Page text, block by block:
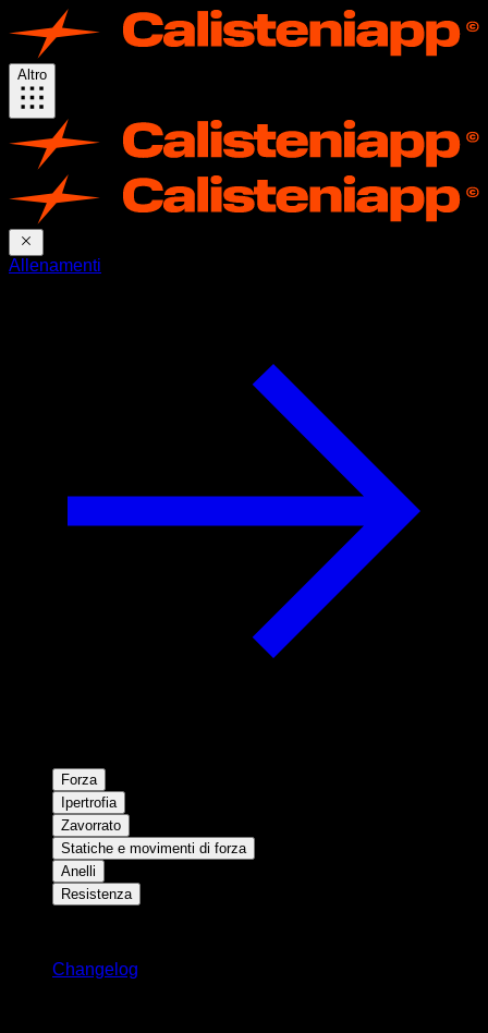
Altro
Allenamenti
Forza
Ipertrofia
Zavorrato
Statiche e movimenti di forza
Anelli
Resistenza
Changelog